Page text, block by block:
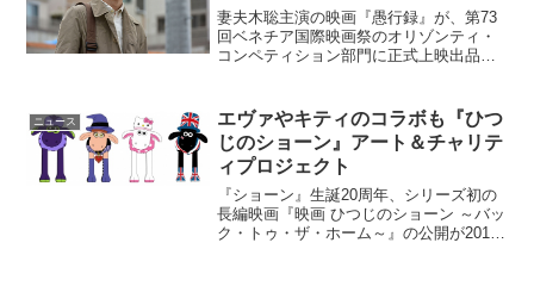
妻夫木聡主演の映画『愚行録』が、第73
回ベネチア国際映画祭のオリゾンティ・
コンペティション部門に正式上映出品を
画祭に正式上映出品決定エリートサラリ
ーマン、その妻、そして...
ニュース
エヴァやキティのコラボも『ひつ
じのショーン』アート＆チャリテ
ィプロジェクト
『ショーン』生誕20周年、シリーズ初の
長編映画『映画 ひつじのショーン ～バッ
ク・トゥ・ザ・ホーム～』の公開が2015